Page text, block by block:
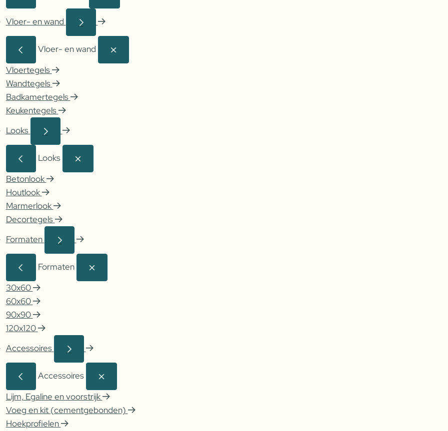
Vloer- en wand
Vloer- en wand
Vloertegels
Wandtegels
Badkamertegels
Keukentegels
Looks
Looks
Betonlook
Houtlook
Marmerlook
Decortegels
Formaten
Formaten
30x60
60x60
90x90
120x120
Accessoires
Accessoires
Lijm, Egaline en voorstrijk
Voeg en kit (cementgebonden)
Hoekprofielen